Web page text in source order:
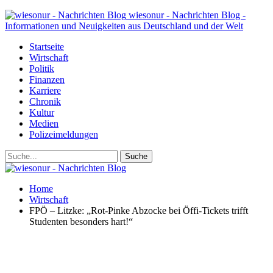
wiesonur - Nachrichten Blog -
Informationen und Neuigkeiten aus Deutschland und der Welt
Startseite
Wirtschaft
Politik
Finanzen
Karriere
Chronik
Kultur
Medien
Polizeimeldungen
Home
Wirtschaft
FPÖ – Litzke: „Rot-Pinke Abzocke bei Öffi-Tickets trifft
Studenten besonders hart!“